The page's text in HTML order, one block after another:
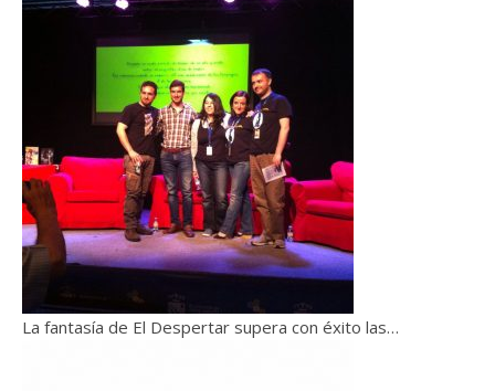
La fantasía de El Despertar supera con éxito las…